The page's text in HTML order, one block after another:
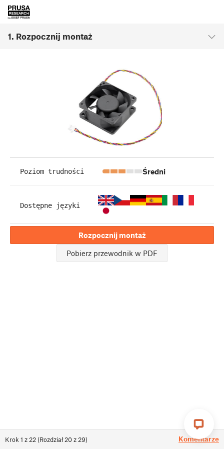
1. Rozpocznij montaż
Krok 1 z 22 (Rozdział 20z 29) Komentarze
Poziom trudności Średni
Dostępne języki
Rozpocznij montaż
Pobierz przewodnik w PDF